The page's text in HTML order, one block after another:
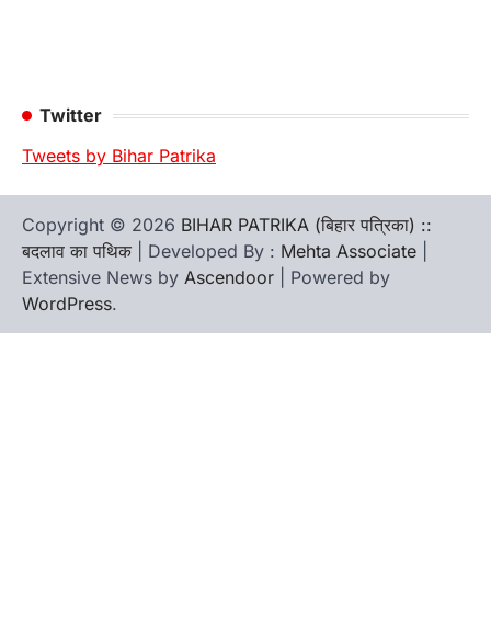
Twitter
Tweets by Bihar Patrika
Copyright © 2026 BIHAR PATRIKA (बिहार पत्रिका) ::
बदलाव का पथिक | Developed By : Mehta Associate
Extensive News by Ascendoor | Powered by
WordPress.